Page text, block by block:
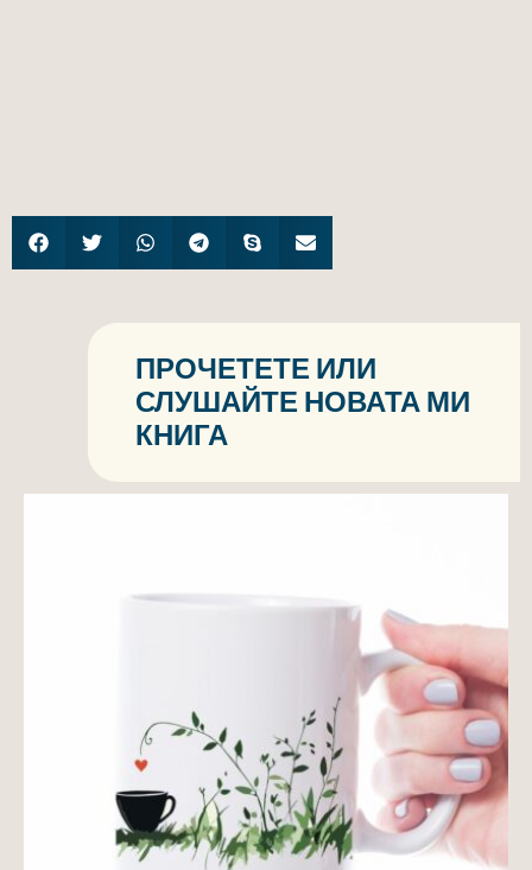
ПРОЧЕТЕТЕ ИЛИ
СЛУШАЙТЕ НОВАТА МИ
КНИГА